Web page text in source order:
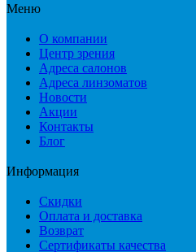
Меню
О компании
Центр зрения
Адреса салонов
Адреса линзоматов
Новости
Акции
Контакты
Блог
Информация
Скидки
Оплата и доставка
Возврат
Сертификаты качества